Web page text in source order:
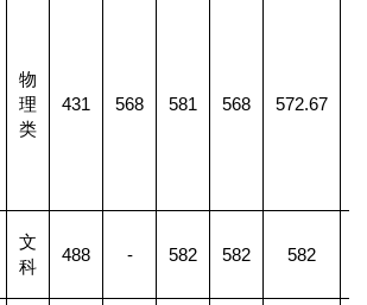
物
理
类
431 568 581 568 572.67
文
科
488 - 582 582 582